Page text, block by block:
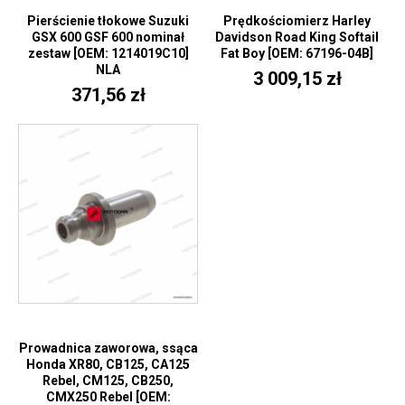
Pierścienie tłokowe Suzuki
GSX 600 GSF 600 nominał
zestaw [OEM: 1214019C10]
NLA
371,56 zł
Prędkościomierz Harley
Davidson Road King Softail
Fat Boy [OEM: 67196-04B]
3 009,15 zł
Prowadnica zaworowa, ssąca
Honda XR80, CB125, CA125
Rebel, CM125, CB250,
CMX250 Rebel [OEM: